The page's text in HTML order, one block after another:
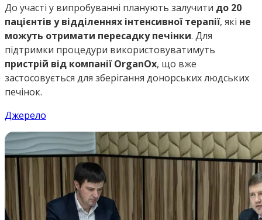
До участі у випробуванні планують залучити до 20
пацієнтів у відділеннях інтенсивної терапії, які не
можуть отримати пересадку печінки. Для
підтримки процедури використовуватимуть
пристрій від компанії OrganOx, що вже
застосовується для зберігання донорських людських
печінок.
Джерело